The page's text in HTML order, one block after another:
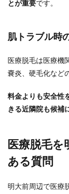
とが重要です。
肌トラブル時
医療脱毛は医療機
嚢炎、硬毛化など
料金よりも安全性
きる近隣院も候補
医療脱毛を
ある質問
明大前周辺で医療